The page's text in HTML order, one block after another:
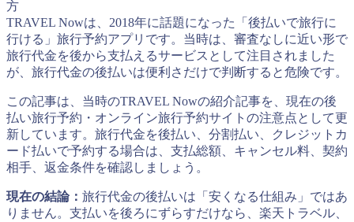
TRAVEL Nowは、2018年に話題になった「後払いで旅行に
行ける」旅行予約アプリです。当時は、審査なしに近い形で
旅行代金を後から支払えるサービスとして注目されました
が、旅行代金の後払いは便利さだけで判断すると危険です。
この記事は、当時のTRAVEL Nowの紹介記事を、現在の後
払い旅行予約・オンライン旅行予約サイトの注意点として更
新しています。旅行代金を後払い、分割払い、クレジットカ
ード払いで予約する場合は、支払総額、キャンセル料、契約
相手、返金条件を確認しましょう。
現在の結論： 旅行代金の後払いは「安くなる仕組み」ではあ
りません。支払いを後ろにずらすだけなら、楽天トラベル、